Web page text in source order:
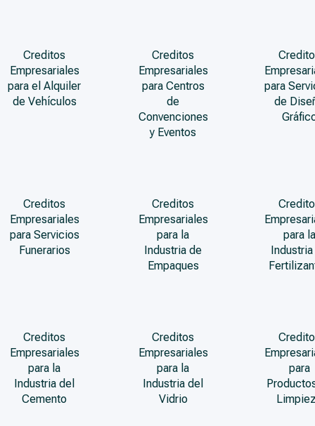
Creditos
Empresariales
para el Alquiler
de Vehículos
Creditos
Empresariales
para Centros
de
Convenciones
y Eventos
para
de
Creditos
Empresariales
para Servicios
Funerarios
Creditos
Empresariales
para la
Industria de
Empaques
para la
Creditos
Empresariales
para la
Industria del
Cemento
Creditos
Empresariales
para la
Industria del
Vidrio
para